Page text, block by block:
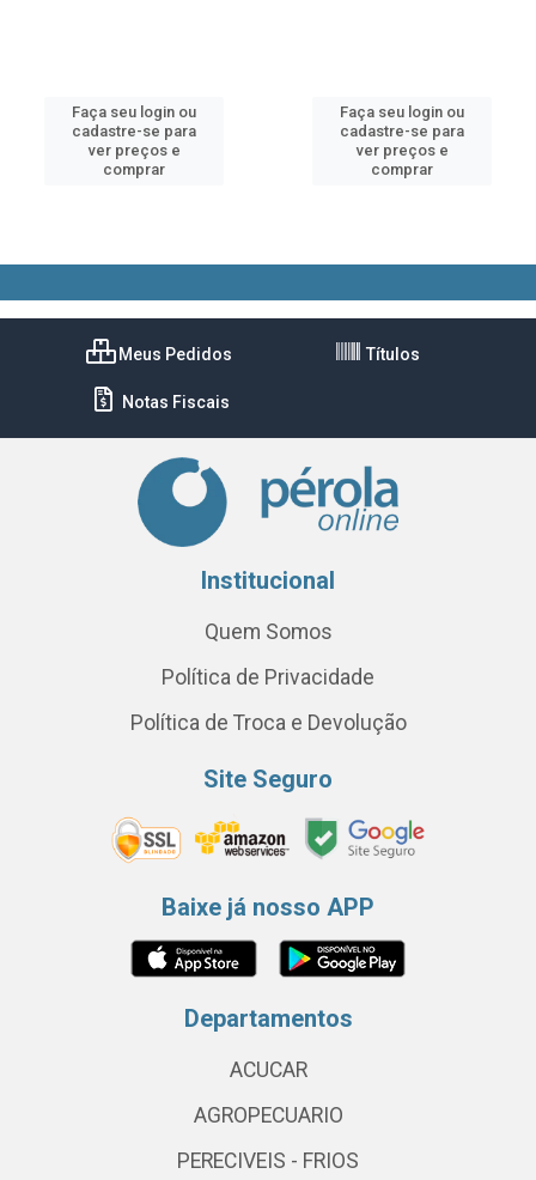
Faça seu login ou
cadastre-se para
ver preços e
comprar
Faça seu login ou
cadastre-se para
ver preços e
comprar
Meus Pedidos Títulos
Notas Fiscais
Institucional
Quem Somos
Política de Privacidade
Política de Troca e Devolução
Site Seguro
Baixe já nosso APP
Departamentos
ACUCAR
AGROPECUARIO
PERECIVEIS - FRIOS